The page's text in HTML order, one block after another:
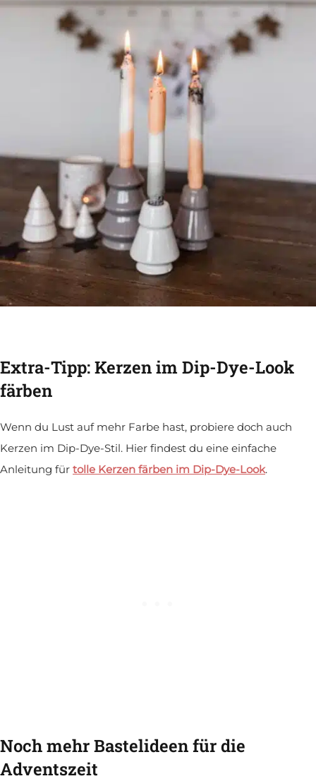
Extra-Tipp: Kerzen im Dip-Dye-Look
färben
Wenn du Lust auf mehr Farbe hast, probiere doch auch
Kerzen im Dip-Dye-Stil. Hier findest du eine einfache
Anleitung für tolle Kerzen färben im Dip-Dye-Look.
Noch mehr Bastelideen für die
Adventszeit